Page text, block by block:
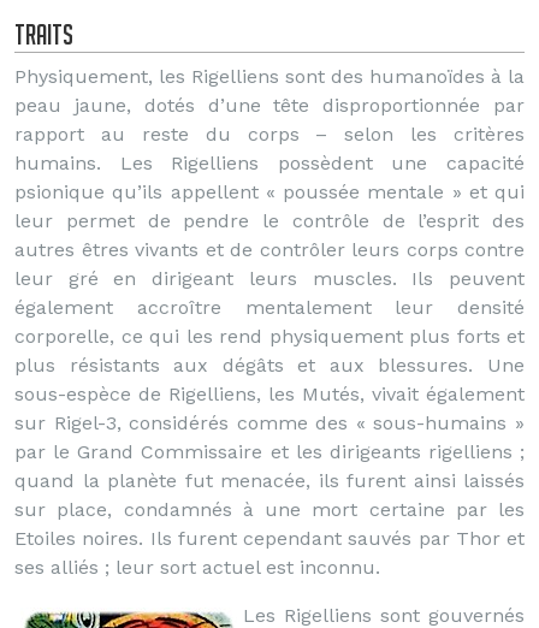
Traits
Physiquement, les Rigelliens sont des humanoïdes à la
peau jaune, dotés d’une tête disproportionnée par
rapport au reste du corps – selon les critères
humains. Les Rigelliens possèdent une capacité
psionique qu’ils appellent « poussée mentale » et qui
leur permet de pendre le contrôle de l’esprit des
autres êtres vivants et de contrôler leurs corps contre
leur gré en dirigeant leurs muscles. Ils peuvent
également accroître mentalement leur densité
corporelle, ce qui les rend physiquement plus forts et
plus résistants aux dégâts et aux blessures. Une
sous-espèce de Rigelliens, les Mutés, vivait également
sur Rigel-3, considérés comme des « sous-humains »
par le Grand Commissaire et les dirigeants rigelliens ;
quand la planète fut menacée, ils furent ainsi laissés
sur place, condamnés à une mort certaine par les
Etoiles noires. Ils furent cependant sauvés par Thor et
ses alliés ; leur sort actuel est inconnu.
Les Rigelliens sont gouvernés